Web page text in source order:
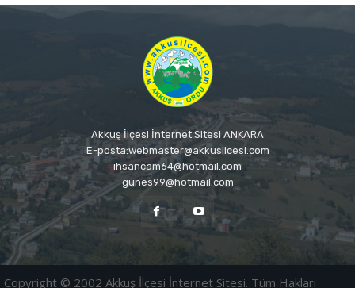
Akkuş İlçesi İnternet Sitesi ANKARA
E-posta:webmaster@akkusilcesi.com
ihsancam64@hotmail.com
gunes99@hotmail.com
Copyright © 2002 Akkuş İlçesi İnternet Sitesi. Tüm Hakları